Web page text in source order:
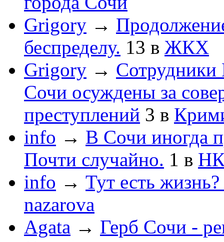
Grigory →
беспределу. 13 в ЖКХ
Grigory →
Сочи осуждены за
преступлений 3 в
info → В Сочи иногда
Почти случайно. 1 в
info → Тут есть
nazarova
Agata → Герб Сочи -